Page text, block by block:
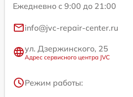
Ежедневно с 9:00 до 21:00
info@jvc-repair-center.ru
ул. Дзержинского, 25
Адрес сервисного центра JVC
Режим работы: